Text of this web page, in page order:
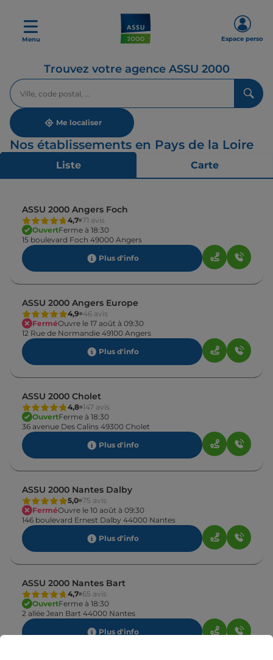
Menu Espace perso
Trouvez votre agence ASSU 2000
Veuillez
renseigner
une
adresse
Me localiser
Nos établissements en Pays de la Loire
Liste Carte
ASSU 2000 Angers Foch
4,7 71 avis
OuvertFerme à 18:30
15 boulevard Foch 49000 Angers
Plus d'info
ASSU 2000 Angers Europe
4,9 46 avis
FerméOuvre le 17 août à 09:30
12 Rue de Normandie 49100 Angers
Plus d'info
ASSU 2000 Cholet
4,8 147 avis
OuvertFerme à 18:30
36 avenue Des Calins 49300 Cholet
Plus d'info
ASSU 2000 Nantes Dalby
5,0 75 avis
FerméOuvre le 10 août à 09:30
146 boulevard Ernest Dalby 44000 Nantes
Plus d'info
ASSU 2000 Nantes Bart
4,7 65 avis
OuvertFerme à 18:30
2 allée Jean Bart 44000 Nantes
Plus d'info